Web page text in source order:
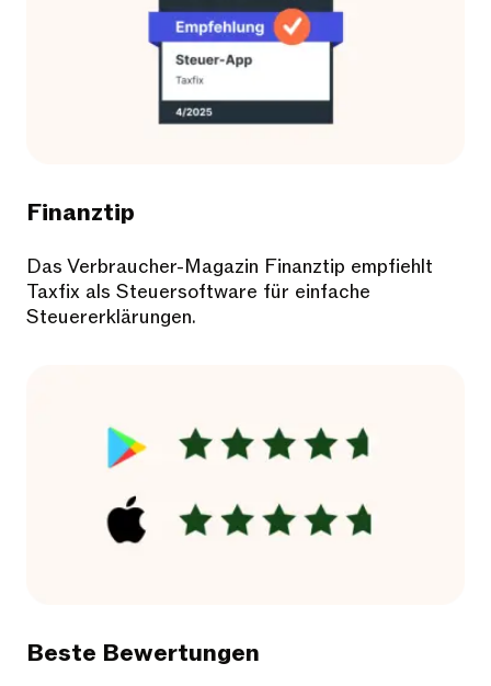
Finanztip
Das Verbraucher-Magazin Finanztip empfiehlt
Taxfix als Steuersoftware für einfache
Steuererklärungen.
Beste Bewertungen